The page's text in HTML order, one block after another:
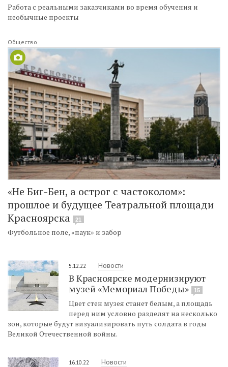
Работа с реальными заказчиками во время обучения и
необычные проекты
Общество
«Не Биг-Бен, а острог с частоколом»:
прошлое и будущее Театральной площади
Красноярска
21
Футбольное поле, «паук» и забор
5.12.22 Новости
В Красноярске модернизируют
музей «Мемориал Победы»
15
Цвет стен музея станет белым, а площадь
перед ним условно разделят на несколько
зон, которые будут визуализировать путь солдата в годы
Великой Отечественной войны.
16.10.22 Новости